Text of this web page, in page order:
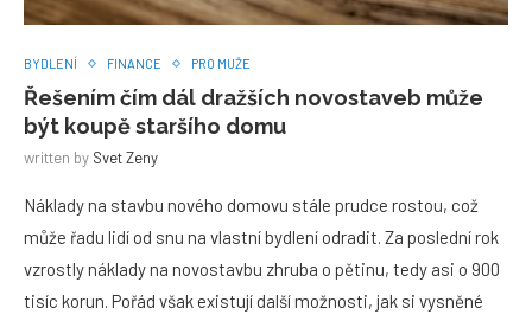
BYDLENÍ FINANCE PRO MUŽE
Řešením čím dál dražších novostaveb může
být koupě staršího domu
written by Svet Zeny
Náklady na stavbu nového domovu stále prudce rostou, což
může řadu lidí od snu na vlastní bydlení odradit. Za poslední rok
vzrostly náklady na novostavbu zhruba o pětinu, tedy asi o 900
tisíc korun. Pořád však existují další možnosti, jak si vysněné